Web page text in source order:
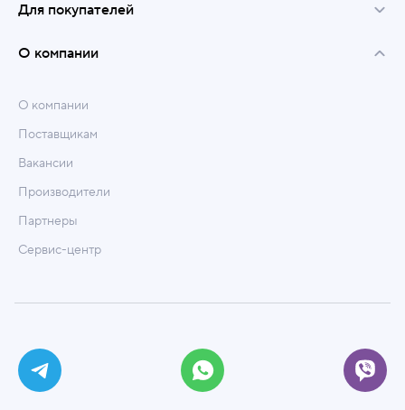
Для покупателей
О компании
О компании
Поставщикам
Вакансии
Производители
Партнеры
Сервис-центр